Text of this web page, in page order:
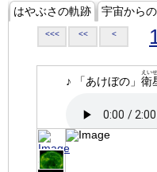
はやぶさの軌跡 宇宙から
<<< << <
♪ 「あけぼの」 衛
えい